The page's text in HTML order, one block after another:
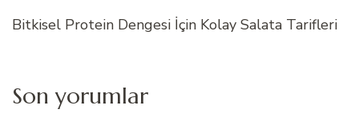
Bitkisel Protein Dengesi İçin Kolay Salata Tarifleri
Son yorumlar